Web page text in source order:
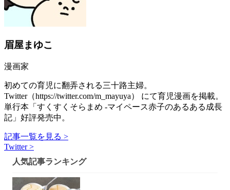
眉屋まゆこ
漫画家
初めての育児に翻弄される三十路主婦。
Twitter（https://twitter.com/m_mayuya） にて育児漫画を掲載。
単行本「すくすくそらまめ -マイペース赤子のあるある成長
記」好評発売中。
記事一覧を見る >
Twitter >
人気記事ランキング